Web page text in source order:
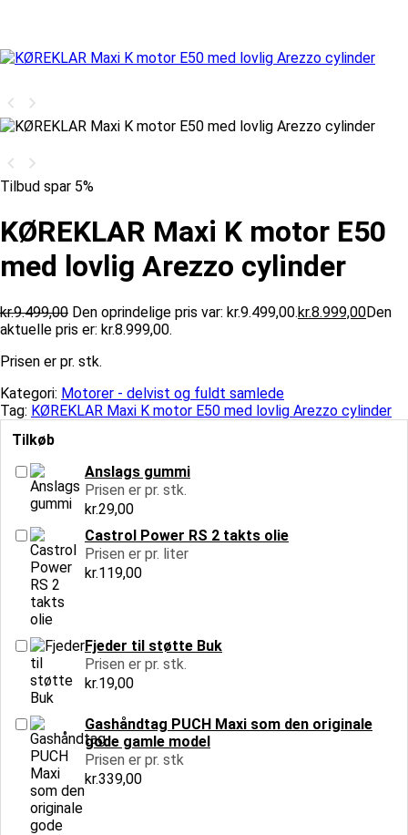
Tilbud spar 5%
KØREKLAR Maxi K motor E50
med lovlig Arezzo cylinder
kr.9.499,00 Den oprindelige pris var: kr.9.499,00.kr.8.999,00Den
aktuelle pris er: kr.8.999,00.
Prisen er pr. stk.
Kategori: Motorer - delvist og fuldt samlede
Tag: KØREKLAR Maxi K motor E50 med lovlig Arezzo cylinder
Tilkøb
Anslags gummi
Prisen er pr. stk.
kr.29,00
Castrol Power RS 2 takts olie
Prisen er pr. liter
kr.119,00
Fjeder til støtte Buk
Prisen er pr. stk.
kr.19,00
Gashåndtag PUCH Maxi som den originale
gode gamle model
Prisen er pr. stk
kr.339,00